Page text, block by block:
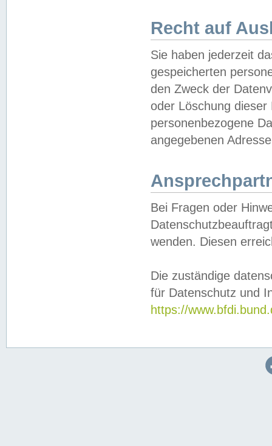
Recht auf
Sie haben jederzeit
gespeicherten
den Zweck der
oder Löschung
personenbezogene
angegebenen
Bei Fragen oder
wenden. Diesen
Die zuständige
für Datenschutz und
https://